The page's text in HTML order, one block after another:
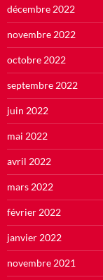
décembre 2022
novembre 2022
octobre 2022
septembre 2022
juin 2022
mai 2022
avril 2022
mars 2022
février 2022
janvier 2022
novembre 2021